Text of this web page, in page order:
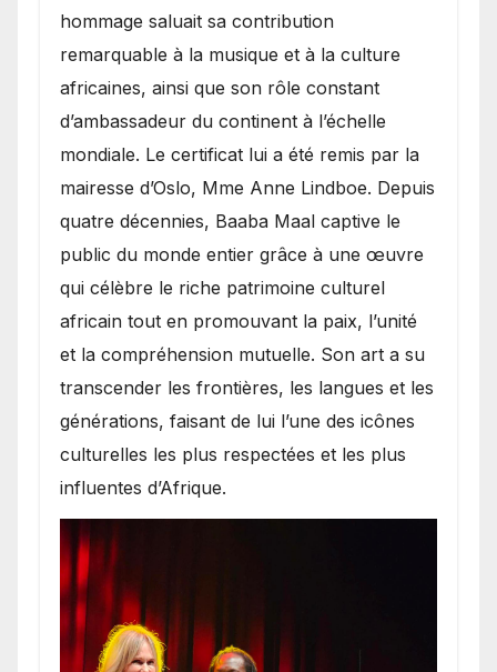
hommage saluait sa contribution
remarquable à la musique et à la culture
africaines, ainsi que son rôle constant
d’ambassadeur du continent à l’échelle
mondiale. Le certificat lui a été remis par la
mairesse d’Oslo, Mme Anne Lindboe. Depuis
quatre décennies, Baaba Maal captive le
public du monde entier grâce à une œuvre
qui célèbre le riche patrimoine culturel
africain tout en promouvant la paix, l’unité
et la compréhension mutuelle. Son art a su
transcender les frontières, les langues et les
générations, faisant de lui l’une des icônes
culturelles les plus respectées et les plus
influentes d’Afrique.